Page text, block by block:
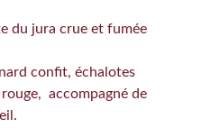
du jura crue et fumée
confit, échalotes
accompagné de